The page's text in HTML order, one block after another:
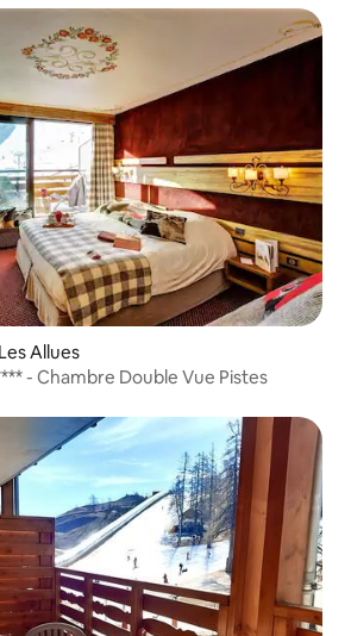
Allues
- Chambre Double Vue Pistes